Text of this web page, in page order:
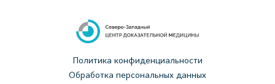
Политика конфиденциальности
Обработка персональных данных